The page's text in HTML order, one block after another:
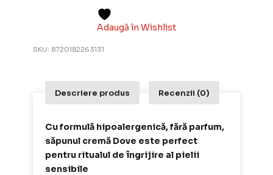
Adaugă în Wishlist
SKU: 8720182263131
Descriere produs Recenzii (0)
Cu formulă hipoalergenică, fără parfum,
săpunul cremă Dove este perfect
pentru ritualul de îngrijire al pielii
sensibile